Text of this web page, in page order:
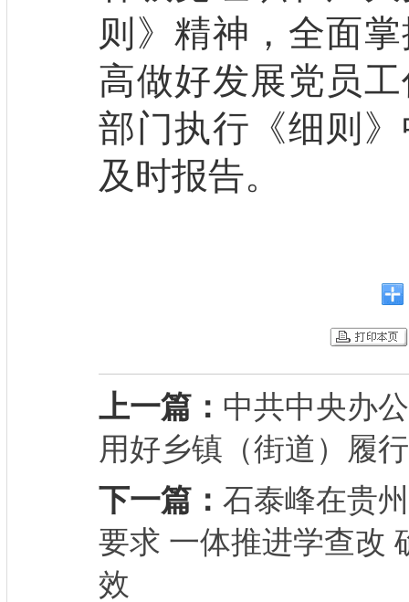
则》精神，全面
高做好发展党员
部门执行《细则
及时报告。
上一篇： 中共中央办
用好乡镇（街道）履
下一篇： 石泰峰在贵
要求 一体推进学查改
效